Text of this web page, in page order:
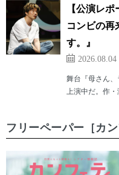
【公演レ
コンビの再
す。』
2026.08.04
舞台『母さん
上演中だ。作
フリーペーパー［カン